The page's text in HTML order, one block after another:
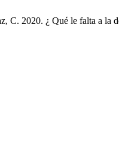
C. 2020. ¿ Qué le falta a la